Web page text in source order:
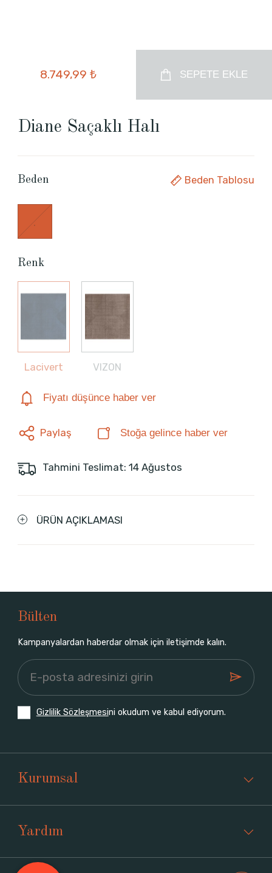
8.749,99 ₺ SEPETE EKLE
Diane Saçaklı Halı
Beden Beden Tablosu
.
Renk
Lacivert VIZON
Fiyatı düşünce haber ver
Paylaş Stoğa gelince haber ver
Tahmini Teslimat: 14 Ağustos
ÜRÜN AÇIKLAMASI
Bülten
Kampanyalardan haberdar olmak için iletişimde kalın.
Gizlilik Sözleşmesini okudum ve kabul ediyorum.
Kurumsal
Yardım